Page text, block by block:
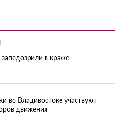
в краже
во Владивостоке участвуют
движения